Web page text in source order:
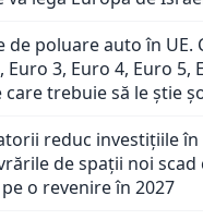
de poluare auto în UE.
Euro 3, Euro 4, Euro 5,
trebuie să le știe
reduc investițiile
de spații noi scad
o revenire în 2027